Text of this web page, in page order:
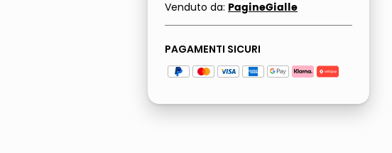
Venduto da: PagineGialle
PAGAMENTI SICURI